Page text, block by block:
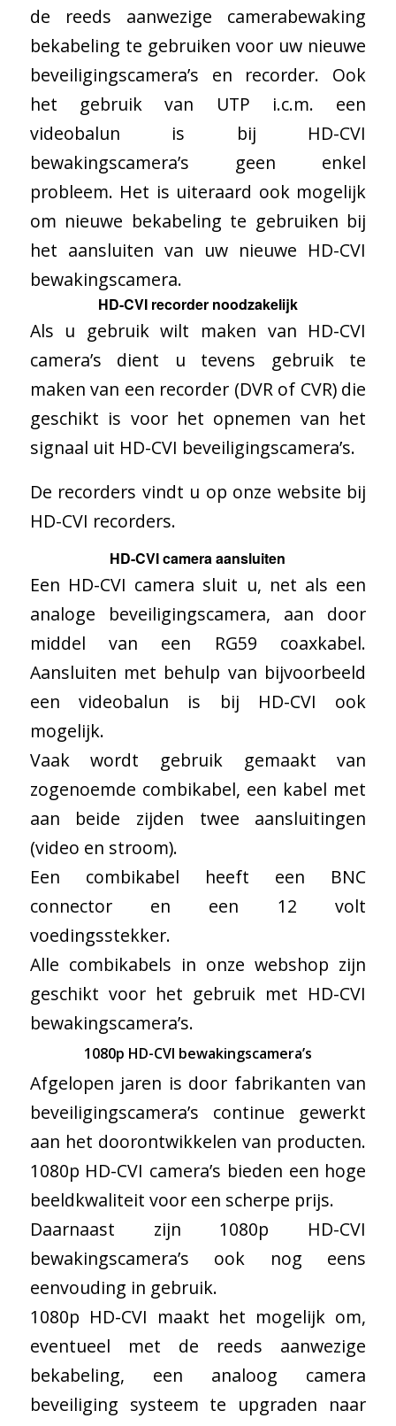
de reeds aanwezige camerabewaking
bekabeling te gebruiken voor uw nieuwe
beveiligingscamera’s en recorder. Ook
het gebruik van UTP i.c.m. een
videobalun is bij HD-CVI
bewakingscamera’s geen enkel
probleem. Het is uiteraard ook mogelijk
om nieuwe bekabeling te gebruiken bij
het aansluiten van uw nieuwe HD-CVI
bewakingscamera.
HD-CVI recorder noodzakelijk
Als u gebruik wilt maken van HD-CVI
camera’s dient u tevens gebruik te
maken van een recorder (DVR of CVR) die
geschikt is voor het opnemen van het
signaal uit HD-CVI beveiligingscamera’s.
De recorders vindt u op onze website bij
HD-CVI recorders.
HD-CVI camera aansluiten
Een HD-CVI camera sluit u, net als een
analoge beveiligingscamera, aan door
middel van een RG59 coaxkabel.
Aansluiten met behulp van bijvoorbeeld
een videobalun is bij HD-CVI ook
mogelijk.
Vaak wordt gebruik gemaakt van
zogenoemde combikabel, een kabel met
aan beide zijden twee aansluitingen
(video en stroom).
Een combikabel heeft een BNC
connector en een 12 volt
voedingsstekker.
Alle combikabels in onze webshop zijn
geschikt voor het gebruik met HD-CVI
bewakingscamera’s.
1080p HD-CVI bewakingscamera’s
Afgelopen jaren is door fabrikanten van
beveiligingscamera’s continue gewerkt
aan het doorontwikkelen van producten.
1080p HD-CVI camera’s bieden een hoge
beeldkwaliteit voor een scherpe prijs.
Daarnaast zijn 1080p HD-CVI
bewakingscamera’s ook nog eens
eenvouding in gebruik.
1080p HD-CVI maakt het mogelijk om,
eventueel met de reeds aanwezige
bekabeling, een analoog camera
beveiliging systeem te upgraden naar